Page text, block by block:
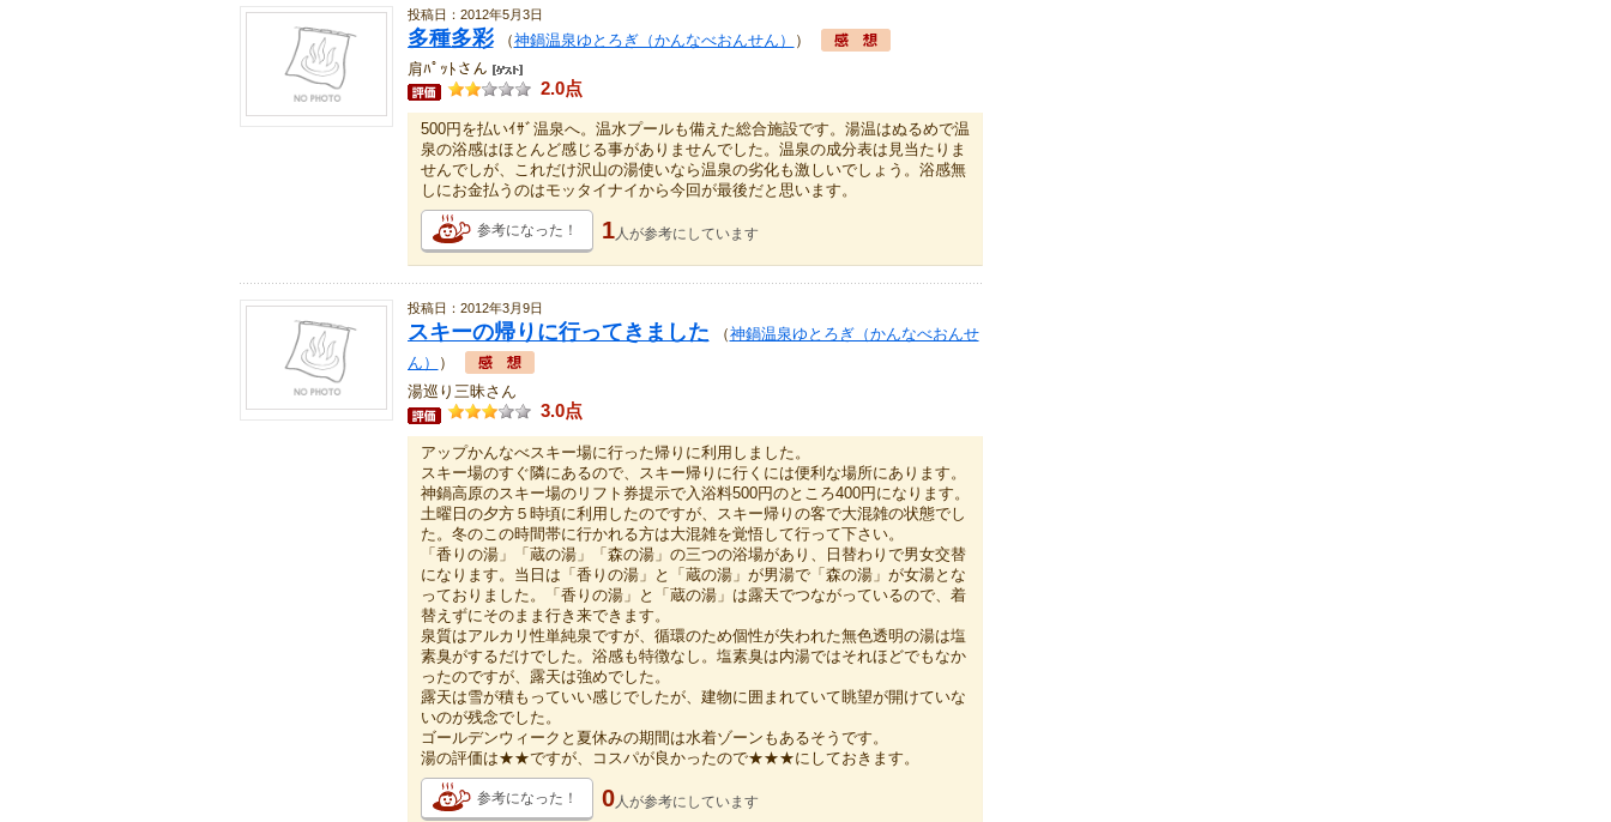
投稿日：2012年5月3日
多種多彩（神鍋温泉ゆとろぎ（かんなべおんせん）
）
肩ﾊﾟｯﾄさん
2.0点
500円を払いｲｻﾞ温泉へ。温水プールも備えた総合施設です。湯温はぬるめで温
泉の浴感はほとんど感じる事がありませんでした。温泉の成分表は見当たりま
せんでしが、これだけ沢山の湯使いなら温泉の劣化も激しいでしょう。浴感無
しにお金払うのはモッタイナイから今回が最後だと思います。
参考になった！ 1人が参考にしています
投稿日：2012年3月9日
スキーの帰りに行ってきました （神鍋温泉ゆとろぎ（かんなべおんせ
ん）
）
湯巡り三昧さん
3.0点
アップかんなべスキー場に行った帰りに利用しました。
スキー場のすぐ隣にあるので、スキー帰りに行くには便利な場所にあります。
神鍋高原のスキー場のリフト券提示で入浴料500円のところ400円になります。
土曜日の夕方５時頃に利用したのですが、スキー帰りの客で大混雑の状態でし
た。冬のこの時間帯に行かれる方は大混雑を覚悟して行って下さい。
「香りの湯」「蔵の湯」「森の湯」の三つの浴場があり、日替わりで男女交替
になります。当日は「香りの湯」と「蔵の湯」が男湯で「森の湯」が女湯とな
っておりました。「香りの湯」と「蔵の湯」は露天でつながっているので、着
替えずにそのまま行き来できます。
泉質はアルカリ性単純泉ですが、循環のため個性が失われた無色透明の湯は塩
素臭がするだけでした。浴感も特徴なし。塩素臭は内湯ではそれほどでもなか
ったのですが、露天は強めでした。
露天は雪が積もっていい感じでしたが、建物に囲まれていて眺望が開けていな
いのが残念でした。
ゴールデンウィークと夏休みの期間は水着ゾーンもあるそうです。
湯の評価は★★ですが、コスパが良かったので★★★にしておきます。
参考になった！ 0人が参考にしています